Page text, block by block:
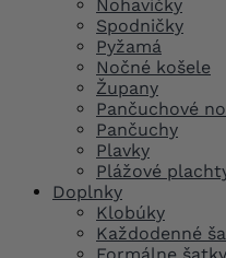
Nohavičky
Spodničky
Pyžamá
Nočné košele
Župany
Pančuchové
Pančuchy
Plavky
Plážové
Doplnky
Klobúky
Každodenné
Formálne šatky